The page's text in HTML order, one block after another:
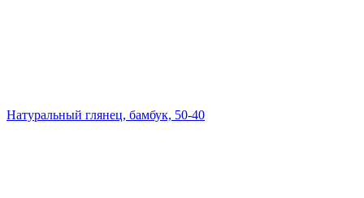
Натуральный глянец, бамбук, 50-40